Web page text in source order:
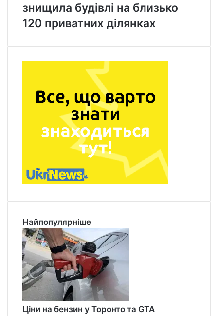
знищила будівлі на близько
120 приватних ділянках
Найпопулярніше
Ціни на бензин у Торонто та GTA